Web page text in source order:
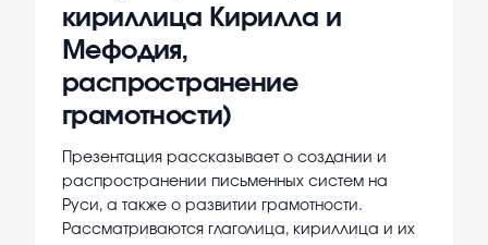
кириллица Кирилла и
Мефодия,
распространение
грамотности)
Презентация рассказывает о создании и
распространении письменных систем на
Руси, а также о развитии грамотности.
Рассматриваются глаголица, кириллица и их